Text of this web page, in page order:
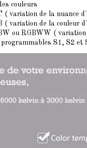
couleurs
( variation de la nuance
( variation de la couleur
ou RGBWW (
S1, S2 et